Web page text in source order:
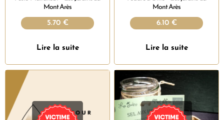
Mont Arès
5.70 €
Lire la suite
Mont Arès
6.10 €
Lire la suite